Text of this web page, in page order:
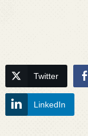
Twitter
LinkedIn